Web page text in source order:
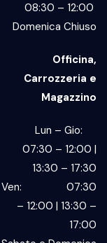
08:30 – 12:00
Domenica Chiuso
Officina,
Carrozzeria e
Magazzino
Lun – Gio:
07:30 – 12:00 |
13:30 – 17:30
Ven: 07:30
– 12:00 | 13:30 –
17:00